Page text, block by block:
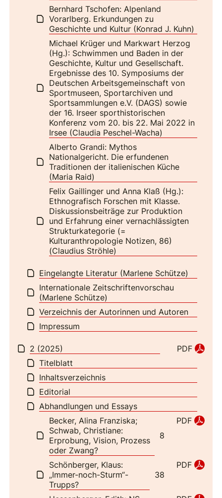
Bernhard Tschofen: Alpenland
Vorarlberg. Erkundungen zu
Geschichte und Kultur (Konrad J. Kuhn)
Michael Krüger und Markwart Herzog
(Hg.): Schwimmen und Baden in der
Geschichte, Kultur und Gesellschaft.
Ergebnisse des 10. Symposiums der
Deutschen Arbeitsgemeinschaft von
Sportmuseen, Sportarchiven und
Sportsammlungen e.V. (DAGS) sowie
der 16. Irseer sporthistorischen
Konferenz vom 20. bis 22. Mai 2022 in
Irsee (Claudia Peschel-Wacha)
Alberto Grandi: Mythos
Nationalgericht. Die erfundenen
Traditionen der italienischen Küche
(Maria Raid)
Felix Gaillinger und Anna Klaß (Hg.):
Ethnografisch Forschen mit Klasse.
Diskussionsbeiträge zur Produktion
und Erfahrung einer vernachlässigten
Strukturkategorie (=
Kulturanthropologie Notizen, 86)
(Claudius Ströhle)
Eingelangte Literatur (Marlene Schütze)
Internationale Zeitschriftenvorschau
(Marlene Schütze)
Verzeichnis der Autorinnen und Autoren
Impressum
PDF
2 (2025)
Titelblatt
Inhaltsverzeichnis
Editorial
Abhandlungen und Essays
PDF
8
Becker, Alina Franziska;
Schwab, Christiane:
Erprobung, Vision, Prozess
oder Zwang?
PDF
38
Schönberger, Klaus:
„Immer-noch-Sturm“-
Trupps?